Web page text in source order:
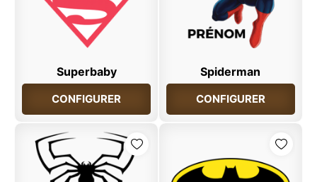
Superbaby
CONFIGURER
Spiderman
CONFIGURER